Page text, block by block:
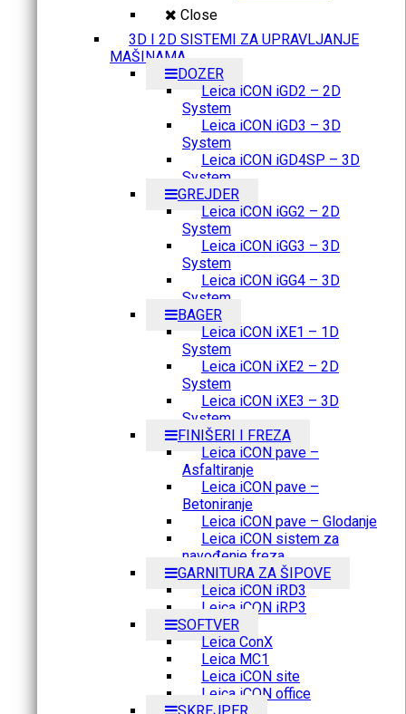
Close
3D I 2D SISTEMI ZA UPRAVLJANJE
MAŠINAMA
DOZER
Leica iCON iGD2 – 2D
System
Leica iCON iGD3 – 3D
System
Leica iCON iGD4SP – 3D
System
GREJDER
Leica iCON iGG2 – 2D
System
Leica iCON iGG3 – 3D
System
Leica iCON iGG4 – 3D
System
BAGER
Leica iCON iXE1 – 1D
System
Leica iCON iXE2 – 2D
System
Leica iCON iXE3 – 3D
System
FINIŠERI I FREZA
Leica iCON pave –
Asfaltiranje
Leica iCON pave –
Betoniranje
Leica iCON pave – Glodanje
Leica iCON sistem za
navođenje freza
GARNITURA ZA ŠIPOVE
Leica iCON iRD3
Leica iCON iRP3
SOFTVER
Leica ConX
Leica MC1
Leica iCON site
Leica iCON office